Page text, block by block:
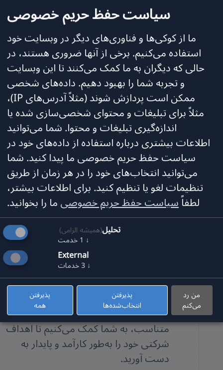
بی‌دغدغه به خانه جدید خود بروید.
02
تأمین مالی مطب
برای پزشکان و سایر کارشناسان پزشکی،
راه‌حل‌های مالی تخصصی برای راه‌اندازی
یا به‌روزرسانی مطب ارائه می‌دهیم.
کارشناسان ما با نیازها و چالش‌های خاص
این حوزه آشنا هستند و با همکاری شما
برنامه‌های مالی متناسبی توسعه می‌دهند
که اهداف حرفه‌ای شما را پشتیبانی کرده
و مطب شما را در مسیر موفقیت قرار
می‌دهند.
03
تأمین مالی شرکت
چه بخواهید یک کسب و کار جدید
راه‌اندازی کنید، گسترش دهید یا شرکت
خود را به‌روز کنید – ما راه‌حل‌های مالی
انعطاف‌پذیر و متناسبی ارائه می‌دهیم که
به‌طور کامل با نیازهای تجاری شما تنظیم
شده‌اند. با مشاوره جامع و مفاهیم مالی
متناسب، به شما کمک می‌کنیم تا اهداف
شرکتی خود را به‌طور کارآمد و پایدار به
دست آورید.
سیاست حفظ حریم خصوصی
ما از کوکی‌ها و فناوری‌های دیگر در وبسایت خود
استفاده می‌کنیم. برخی از آنها ضروری هستند، در
حالی که دیگران به ما کمک می‌کنند تا این وبسایت
و تجربه شما را بهبود دهیم. داده‌های شخصی
ممکن است پردازش شوند (مثلاً آدرس‌های IP)،
مثلاً برای تبلیغات و محتوای شخصی‌سازی شده یا
اندازه‌گیری تبلیغات و محتوا. شما می‌توانید
اطلاعات بیشتری درباره استفاده از داده‌های خود در
سیاست حفظ حریم خصوصی ما پیدا کنید. شما
می‌توانید انتخاب‌های خود را در هر زمان از طریق
تنظیمات لغو یا تنظیم کنید.برای اطلاعات بیشتر،
لطفاًسیاست حفظ حریم خصوصیما را بخوانید.
تحلیل(همیشه الزامی)
↓
1خدمت
External
↓
3خدمات
من رد
می‌کنم
پذیرفتن
انتخاب‌شده‌ها
پذیرفتن
همه